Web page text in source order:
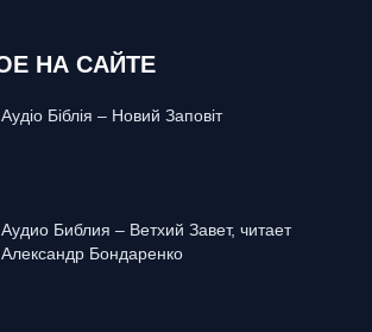
НА САЙТЕ
Аудіо Біблія – Новий Заповіт
Аудио Библия – Ветхий Завет, читает
Александр Бондаренко